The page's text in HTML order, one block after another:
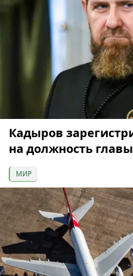
Кадыров
на должность
МИР